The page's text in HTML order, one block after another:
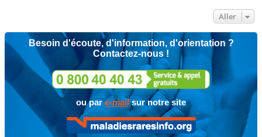
Aller
Besoin d'écoute, d'information, d'orientation ?
Contactez-nous !
ou pare-mailsur notre site